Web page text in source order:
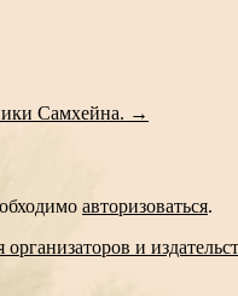
Самхейна. →
авторизоваться.
организаторов и